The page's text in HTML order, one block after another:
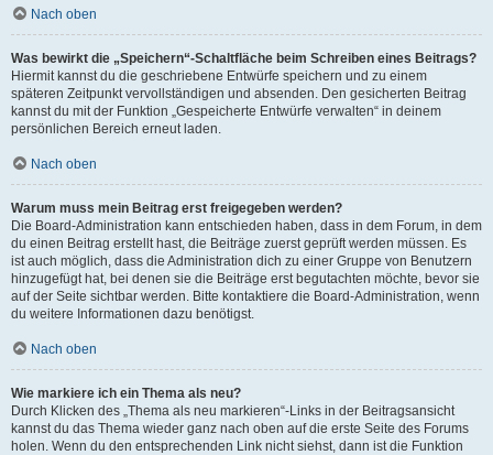
Nach oben
Was bewirkt die „Speichern“-Schaltfläche beim Schreiben eines Beitrags?
Hiermit kannst du die geschriebene Entwürfe speichern und zu einem
späteren Zeitpunkt vervollständigen und absenden. Den gesicherten Beitrag
kannst du mit der Funktion „Gespeicherte Entwürfe verwalten“ in deinem
persönlichen Bereich erneut laden.
Nach oben
Warum muss mein Beitrag erst freigegeben werden?
Die Board-Administration kann entschieden haben, dass in dem Forum, in dem
du einen Beitrag erstellt hast, die Beiträge zuerst geprüft werden müssen. Es
ist auch möglich, dass die Administration dich zu einer Gruppe von Benutzern
hinzugefügt hat, bei denen sie die Beiträge erst begutachten möchte, bevor sie
auf der Seite sichtbar werden. Bitte kontaktiere die Board-Administration, wenn
du weitere Informationen dazu benötigst.
Nach oben
Wie markiere ich ein Thema als neu?
Durch Klicken des „Thema als neu markieren“-Links in der Beitragsansicht
kannst du das Thema wieder ganz nach oben auf die erste Seite des Forums
holen. Wenn du den entsprechenden Link nicht siehst, dann ist die Funktion